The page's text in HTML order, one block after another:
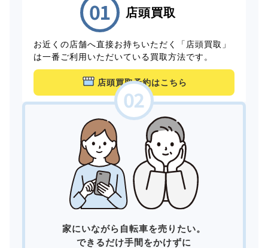
店頭買取
お近くの店舗へ直接お持ちいただく「店頭買取」
は一番ご利用いただいている買取方法です。
店頭買取予約はこちら
家にいながら自転車を売りたい。
できるだけ手間をかけずに